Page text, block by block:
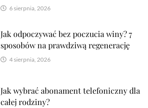
6 sierpnia, 2026
Jak odpoczywać bez poczucia winy? 7
sposobów na prawdziwą regenerację
4 sierpnia, 2026
Jak wybrać abonament telefoniczny dla
całej rodziny?